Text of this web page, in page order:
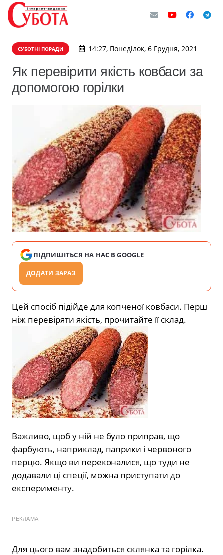
СУБОТНІ ПОРАДИ 14:27, Понеділок, 6 Грудня, 2021
Як перевірити якість ковбаси за
допомогою горілки
ПІДПИШІТЬСЯ НА НАС В GOOGLE
ДОДАТИ ЗАРАЗ
Цей спосіб підійде для копченої ковбаси. Перш
ніж перевіряти якість, прочитайте її склад.
Важливо, щоб у ній не було приправ, що
фарбують, наприклад, паприки і червоного
перцю. Якщо ви переконалися, що туди не
додавали ці спеції, можна приступати до
експерименту.
РЕКЛАМА
Для цього вам знадобиться склянка та горілка.